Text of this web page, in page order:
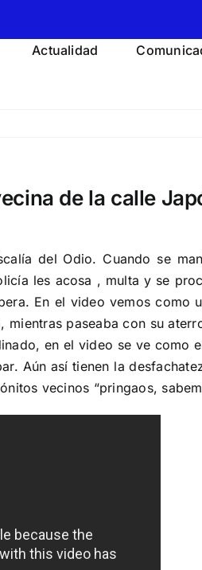
Actualidad
de la calle
del Odio. Cuando se
les acosa , multa y se
En el video vemos
mientras paseaba con su
en el video se ve
Aún así tienen la
vecinos “pringaos,